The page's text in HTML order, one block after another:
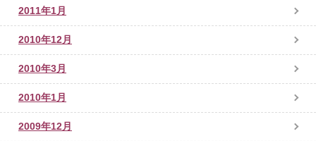
2011年1月
2010年12月
2010年3月
2010年1月
2009年12月